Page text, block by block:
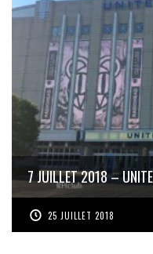
7 JUILLET 2018 –
25 JUILLET 2018